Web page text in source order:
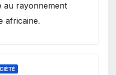
au rayonnement
africaine.